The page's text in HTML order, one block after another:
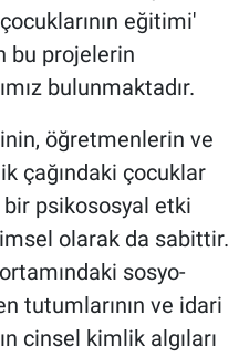
eğitimi'
bu projelerin
bulunmaktadır.
öğretmenlerin ve
çağındaki çocuklar
psikososyal etki
olarak da sabittir.
sosyo-
tutumlarının ve idari
cinsel kimlik algıları